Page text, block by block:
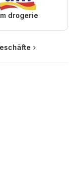
drogerie